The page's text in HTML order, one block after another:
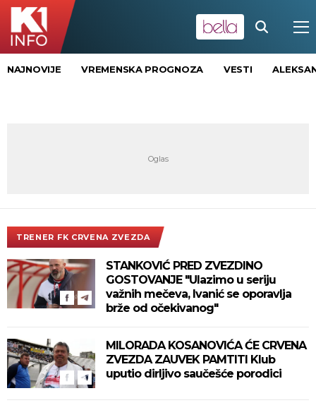
NAJNOVIJE VREMENSKA PROGNOZA VESTI
TRENER FK CRVENA ZVEZDA
STANKOVIĆ PRED ZVEZDINO
GOSTOVANJE "Ulazimo u seriju
važnih mečeva, Ivanić se oporavlja
brže od očekivanog"
MILORADA KOSANOVIĆA ĆE CRVENA
ZVEZDA ZAUVEK PAMTITI Klub
uputio dirljivo saučešće porodici